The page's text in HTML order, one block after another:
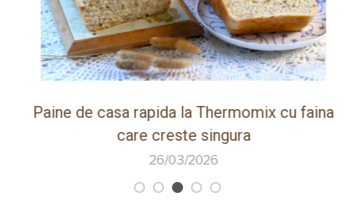
Paine de casa rapida la Thermomix cu faina
care creste singura
26/03/2026